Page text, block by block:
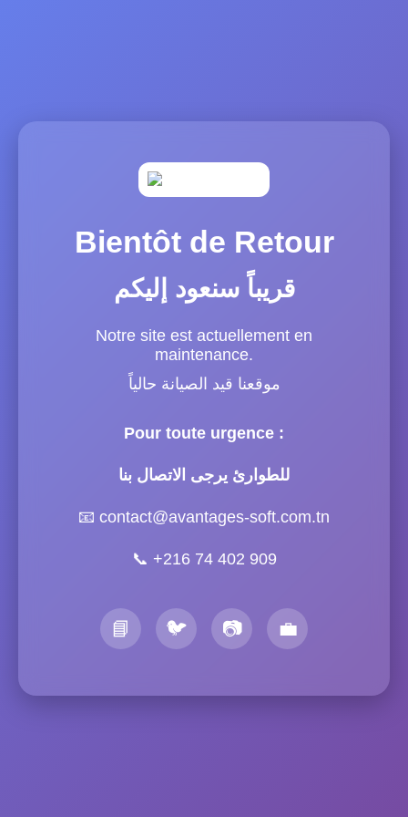
Bientôt de Retour
قريباً سنعود إليكم
Notre site est actuellement en
maintenance.
موقعنا قيد الصيانة حالياً
Pour toute urgence :
للطوارئ يرجى الاتصال بنا
📧 contact@avantages-soft.com.tn
📞 +216 74 402 909
📘 🐦 📷 💼